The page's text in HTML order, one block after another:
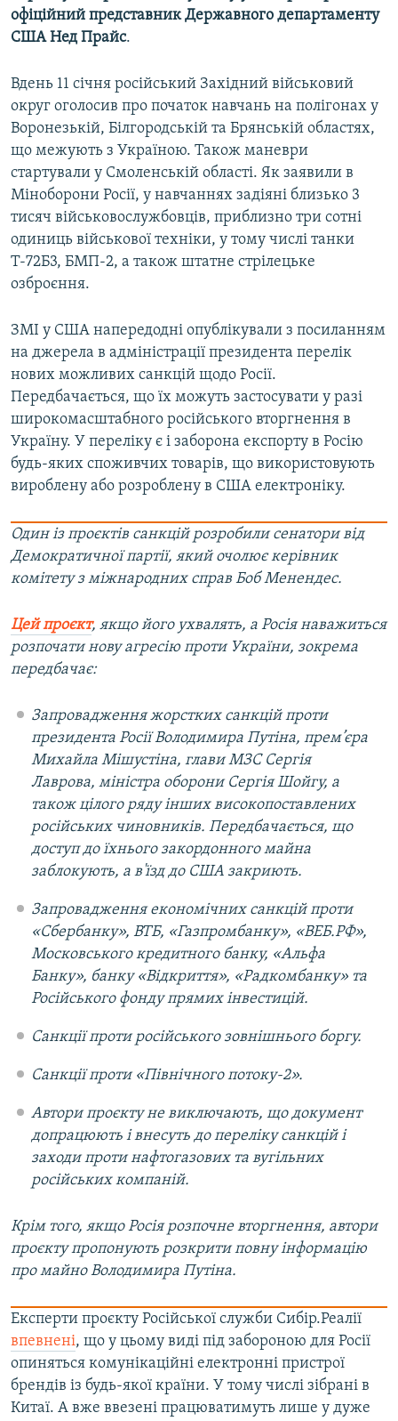
офіційний представник Державного департаменту
США Нед Прайс.
Вдень 11 січня російський Західний військовий
округ оголосив про початок навчань на полігонах у
Воронезькій, Білгородській та Брянській областях,
що межують з Україною. Також маневри
стартували у Смоленській області. Як заявили в
Міноборони Росії, у навчаннях задіяні близько 3
тисяч військовослужбовців, приблизно три сотні
одиниць військової техніки, у тому числі танки
Т-72Б3, БМП-2, а також штатне стрілецьке
озброєння.
ЗМІ у США напередодні опублікували з посиланням
на джерела в адміністрації президента перелік
нових можливих санкцій щодо Росії.
Передбачається, що їх можуть застосувати у разі
широкомасштабного російського вторгнення в
Україну. У переліку є і заборона експорту в Росію
будь-яких споживчих товарів, що використовують
вироблену або розроблену в США електроніку.
Один із проєктів санкцій розробили сенатори від
Демократичної партії, який очолює керівник
комітету з міжнародних справ Боб Менендес.
Цей проєкт, якщо його ухвалять, а Росія наважиться
розпочати нову агресію проти України, зокрема
передбачає:
Запровадження жорстких санкцій проти
президента Росії Володимира Путіна, прем’єра
Михайла Мішустіна, глави МЗС Сергія
Лаврова, міністра оборони Сергія Шойгу, а
також цілого ряду інших високопоставлених
російських чиновників. Передбачається, що
доступ до їхнього закордонного майна
заблокують, а в'їзд до США закриють.
Запровадження економічних санкцій проти
«Сбербанку», ВТБ, «Газпромбанку», «ВЕБ.РФ»,
Московського кредитного банку, «Альфа
Банку», банку «Відкриття», «Радкомбанку» та
Російського фонду прямих інвестицій.
Санкції проти російського зовнішнього боргу.
Санкції проти «Північного потоку-2».
Автори проєкту не виключають, що документ
допрацюють і внесуть до переліку санкцій і
заходи проти нафтогазових та вугільних
російських компаній.
Крім того, якщо Росія розпочне вторгнення, автори
проєкту пропонують розкрити повну інформацію
про майно Володимира Путіна.
Експерти проєкту Російської служби Сибір.Реалії
впевнені, що у цьому виді під забороною для Росії
опиняться комунікаційні електронні пристрої
брендів із будь-якої країни. У тому числі зібрані в
Китаї. А вже ввезені працюватимуть лише у дуже